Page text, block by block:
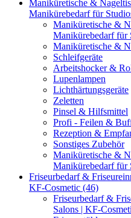
Maniküretische &
Manikürebedarf für
Maniküretische &
Manikürebedarf für
Maniküretische &
Schleifgeräte
Arbeitshocker &
Lupenlampen
Lichthärtungsgeräte
Zeletten
Pinsel & Hilfsmittel
Profi - Feilen &
Rezeption &
Sonstiges Zubehör
Maniküretische &
Manikürebedarf für
Friseurbedarf &
KF-Cosmetic (46)
Friseurbedarf &
Salons | KF-